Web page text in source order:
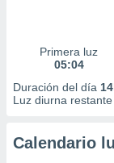
Primera luz
05:04
Duración del día
Luz diurna restante
Calendario